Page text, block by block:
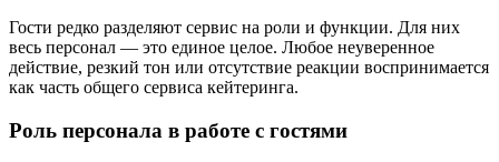
Гости редко разделяют сервис на роли и функции. Для них
весь персонал — это единое целое. Любое неуверенное
действие, резкий тон или отсутствие реакции воспринимается
как часть общего сервиса кейтеринга.
Роль персонала в работе с гостями